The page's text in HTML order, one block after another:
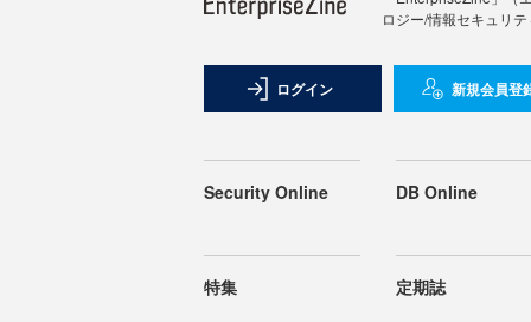
ロジー/情報セキュリ
ログイン 新規会員登
Security Online DB Online
特集 定期誌